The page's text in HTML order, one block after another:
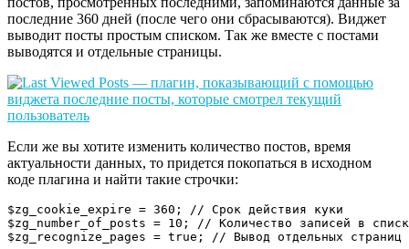
последние 360 дней (после чего они сбрасываются). Виджет
выводит посты простым списком. Так же вместе с постами
выводятся и отдельные страницы.
Если же вы хотите изменить количество постов, время
актуальности данных, то придется покопаться в исходном
коде плагина и найти такие строчки:
$zg_cookie_expire = 360; // Срок действия куки
$zg_number_of_posts = 10; // Количество записей в